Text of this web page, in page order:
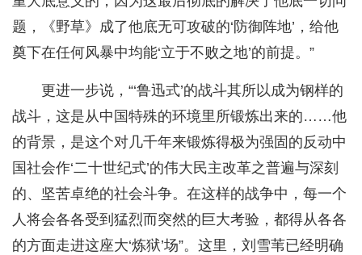
题，《野草》成了他底无可攻破的‘防御阵地’，给他
奠下在任何风暴中均能‘立于不败之地’的前提。”
更进一步说，“‘鲁迅式’的战斗其所以成为钢样的
战斗，这是从中国特殊的环境里所锻炼出来的……他
的背景，是这个对几千年来锻炼得极为强固的反动中
国社会作‘二十世纪式’的伟大民主改革之普遍与深刻
的、坚苦卓绝的社会斗争。在这样的战争中，每一个
人将会各各受到猛烈而突然的巨大考验，都得从各各
的方面走进这座大‘炼狱’场”。这里，刘雪苇已经明确